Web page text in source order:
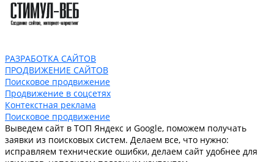
РАЗРАБОТКА САЙТОВ
ПРОДВИЖЕНИЕ САЙТОВ
Поисковое продвижение
Продвижение в соцсетях
Контекстная реклама
Поисковое продвижение
Выведем сайт в ТОП Яндекс и Google, поможем получать
заявки из поисковых систем. Делаем все, что нужно:
исправляем технические ошибки, делаем сайт удобнее для